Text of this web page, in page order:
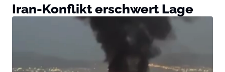
Iran-Konflikt erschwert Lage